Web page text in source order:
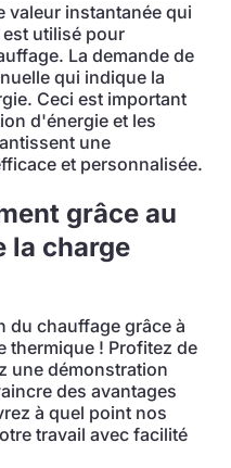
valeur instantanée qui
utilisé pour
La demande de
qui indique la
Ceci est important
d'énergie et les
une
et personnalisée.
grâce au
la charge
du chauffage grâce à
thermique ! Profitez de
une démonstration
des avantages
à quel point nos
travail avec facilité